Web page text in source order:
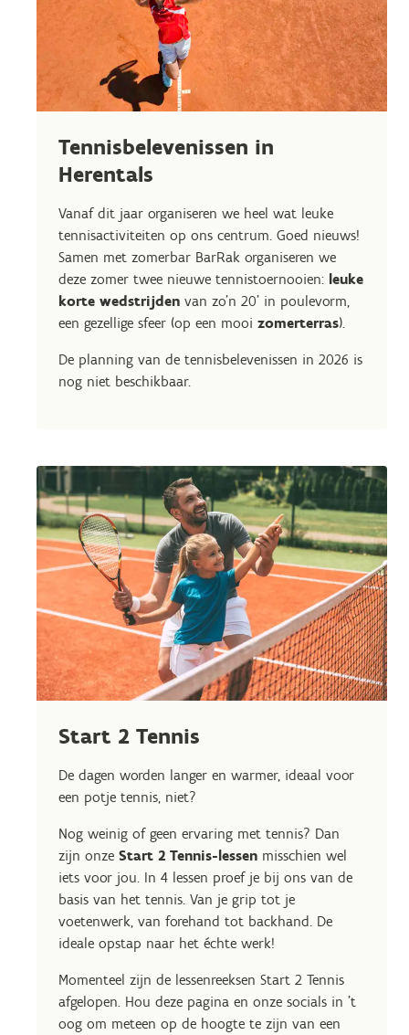
Tennisbelevenissen in
Herentals
Vanaf dit jaar organiseren we heel wat leuke
tennisactiviteiten op ons centrum. Goed nieuws!
Samen met zomerbar BarRak organiseren we
deze zomer twee nieuwe tennistoernooien: leuke
korte wedstrijden van zo'n 20' in poulevorm,
een gezellige sfeer (op een mooi zomerterras).
De planning van de tennisbelevenissen in 2026 is
nog niet beschikbaar.
Start 2 Tennis
De dagen worden langer en warmer, ideaal voor
een potje tennis, niet?
Nog weinig of geen ervaring met tennis? Dan
zijn onze Start 2 Tennis-lessen misschien wel
iets voor jou. In 4 lessen proef je bij ons van de
basis van het tennis. Van je grip tot je
voetenwerk, van forehand tot backhand. De
ideale opstap naar het échte werk!
Momenteel zijn de lessenreeksen Start 2 Tennis
afgelopen. Hou deze pagina en onze socials in 't
oog om meteen op de hoogte te zijn van een